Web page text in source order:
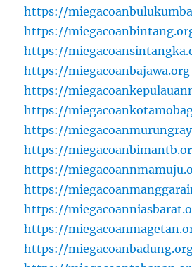
https://
https://
https://
https://miegacoanbajawa.org
https://
https://
https://
https://
https://
https://
https://
https://
https://